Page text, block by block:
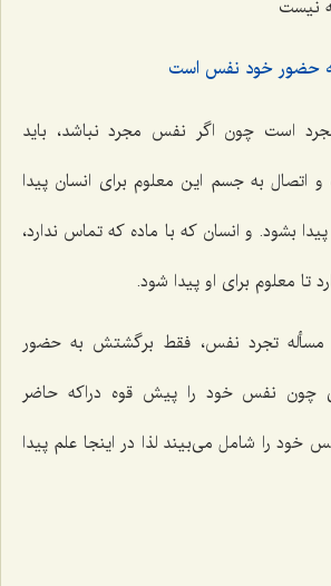
نیست
حضور خود نفس است
است چون اگر نفس مجرد نباشد، باید
و اتصال به جسم این معلوم براى انسان پیدا
بشود. و انسان كه با ماده كه تماس ندارد،
تا معلوم براى او پیدا شود.
مسأله تجرد نفس، فقط برگشتش به حضور
نفس خود را پیش قوه دراكه حاضر
خود را شامل مى‌بیند لذا در اینجا علم پیدا